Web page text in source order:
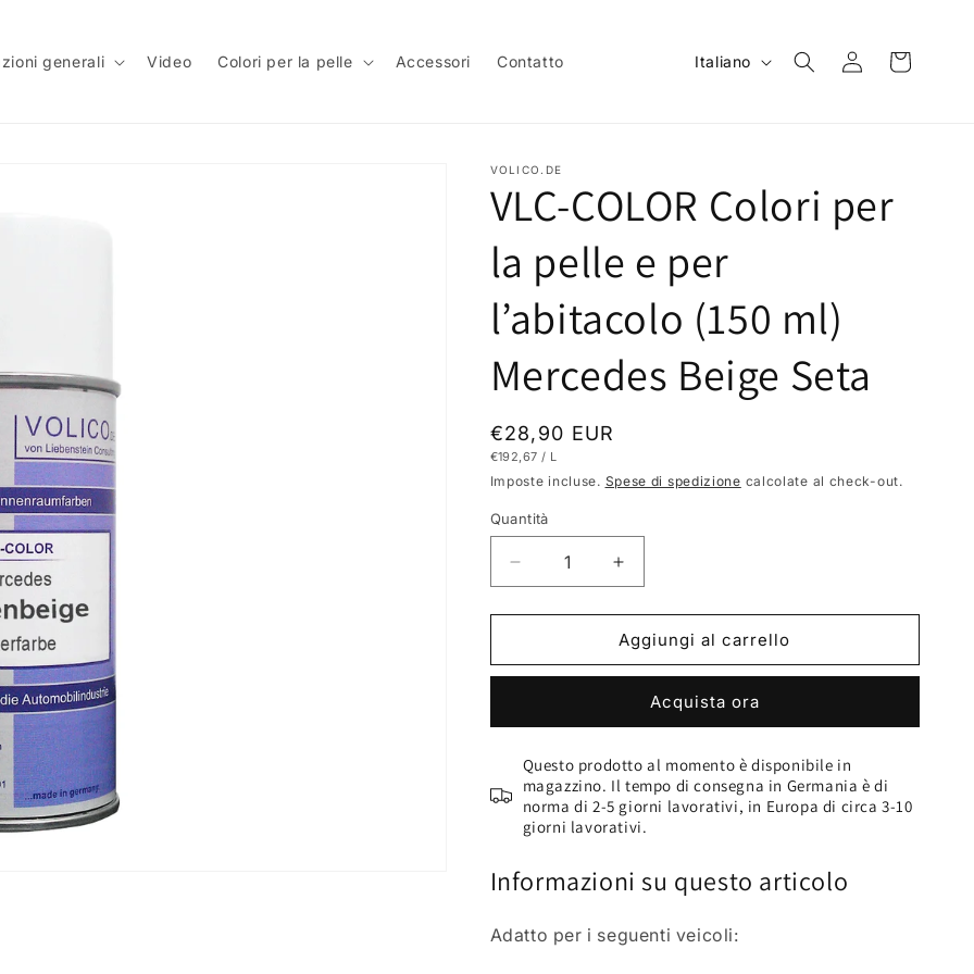
generali Video Colori per la pelle Accessori Contatto
u
a
Italiano Accedi Carrello
VOLICO.DE
VLC-COLOR Colori per
la pelle e per
l’abitacolo (150 ml)
Mercedes Beige Seta
Prezzo
di
listino
€28,90 EUR
PREZZO
€192,67 / PER
L
Imposte incluse. Spese di spedizione calcolate al check-out.
Quantità
Diminuisci
quantità
per
COLOR
la
e
per
l’abitacolo
ml)
Mercedes
Seta
Aumenta
quantità
per
VLC-
COLOR
la
pelle
e
per
l’abitacolo
ml)
Mercedes
Seta
Aggiungi al carrello
Acquista ora
Questo prodotto al momento è disponibile in
magazzino. Il tempo di consegna in Germania è di
norma di 2-5 giorni lavorativi, in Europa di circa 3-10
giorni lavorativi.
Informazioni su questo articolo
Adatto per i seguenti veicoli: